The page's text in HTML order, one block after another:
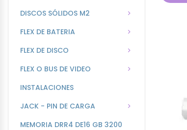
DISCOS SÓLIDOS M2
FLEX DE BATERIA
FLEX DE DISCO
FLEX O BUS DE VIDEO
INSTALACIONES
JACK - PIN DE CARGA
MEMORIA DRR4 DE16 GB 3200